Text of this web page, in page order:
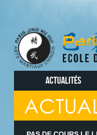
ACTUALITÉS